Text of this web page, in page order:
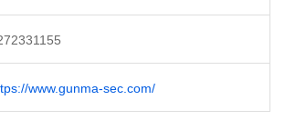
www.gunma-sec.com/